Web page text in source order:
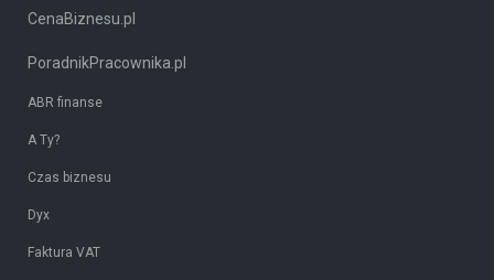
CenaBiznesu.pl
PoradnikPracownika.pl
ABR finanse
A Ty?
Czas biznesu
Dyx
Faktura VAT